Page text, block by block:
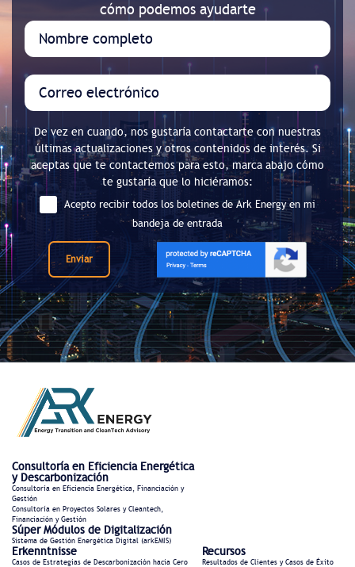
cómo podemos ayudarte
De vez en cuando, nos gustaría contactarte con nuestras
últimas actualizaciones y otros contenidos de interés. Si
aceptas que te contactemos para esto, marca abajo cómo
te gustaría que lo hiciéramos:
Acepto recibir todos los boletines de Ark Energy en mi
bandeja de entrada
Enviar
Consultoría en Eficiencia Energética
y Descarbonización
Consultoría en Eficiencia Energética, Financiación y
Gestión
Consultoría en Proyectos Solares y Cleantech,
Financiación y Gestión
Súper Módulos de Digitalización
Sistema de Gestión Energética Digital (arkEMIS)
Erkenntnisse
Casos de Estrategias de Descarbonización hacia Cero
Recursos
Resultados de Clientes y Casos de Éxito